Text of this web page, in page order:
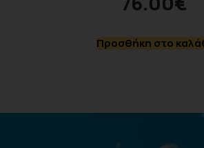
Προσθήκη στο